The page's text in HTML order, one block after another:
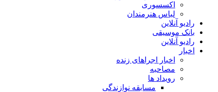
اکسسوری
لباس هنرمندان
رادیو آنلاین
بانک موسیقی
رادیو آنلاین
اخبار
اخبار اجراهای زنده
مصاحبه
رویداد ها
مسابقه نوازندگی